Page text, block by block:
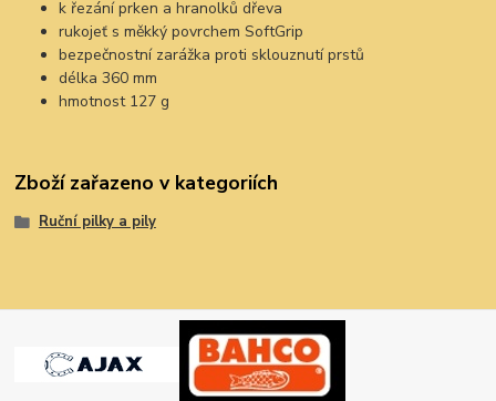
k řezání prken a hranolků dřeva
rukojeť s měkký povrchem SoftGrip
bezpečnostní zarážka proti sklouznutí prstů
délka 360 mm
hmotnost 127 g
Zboží zařazeno v kategoriích
Ruční pilky a pily